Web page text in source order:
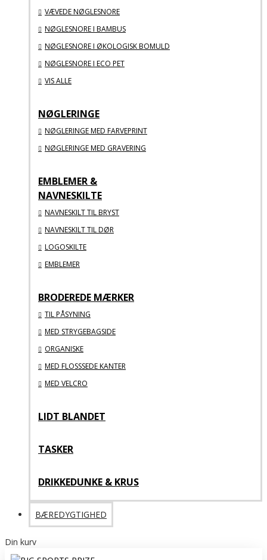
VÆVEDE NØGLESNORE
NØGLESNORE I BAMBUS
NØGLESNORE I ØKOLOGISK BOMULD
NØGLESNORE I ECO PET
VIS ALLE
NØGLERINGE
NØGLERINGE MED FARVEPRINT
NØGLERINGE MED GRAVERING
EMBLEMER &
NAVNESKILTE
NAVNESKILT TIL BRYST
NAVNESKILT TIL DØR
LOGOSKILTE
EMBLEMER
BRODEREDE MÆRKER
TIL PÅSYNING
MED STRYGEBAGSIDE
ORGANISKE
MED FLOSSSEDE KANTER
MED VELCRO
LIDT BLANDET
TASKER
DRIKKEDUNKE & KRUS
BÆREDYGTIGHED
Din kurv